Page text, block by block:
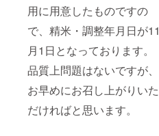
用に用意したものですの
で、精米・調整年月日が11
月1日となっております。
品質上問題はないですが、
お早めにお召し上がりいた
だければと思います。